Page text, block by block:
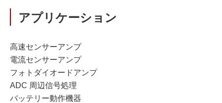
アプリケーション
高速センサーアンプ
電流センサーアンプ
フォトダイオードアンプ
ADC 周辺信号処理
バッテリー動作機器